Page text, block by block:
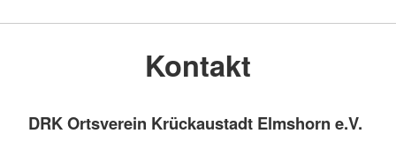
Kontakt
DRK Ortsverein Krückaustadt Elmshorn e.V.